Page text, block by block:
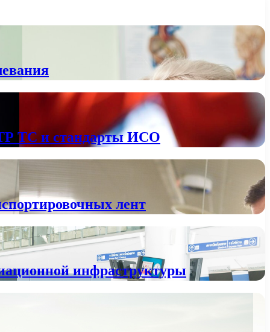
ТР ТС и стандарты ИСО
лент
инфраструктуры